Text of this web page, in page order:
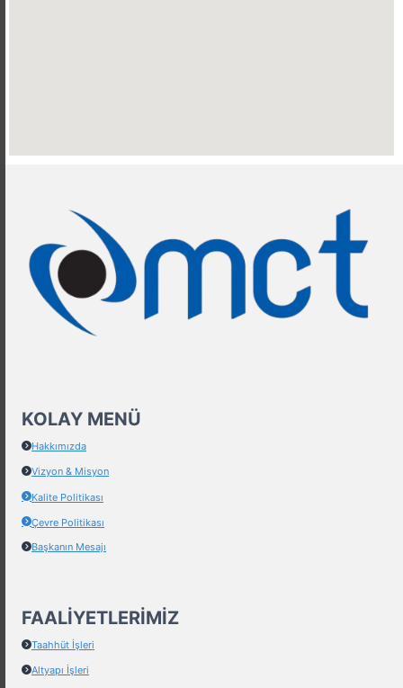
KOLAY MENÜ
Hakkımızda
Vizyon & Misyon
Kalite Politikası
Çevre Politikası
Başkanın Mesajı
FAALIYETLERIMIZ
Taahhüt İşleri
Altyapı İşleri